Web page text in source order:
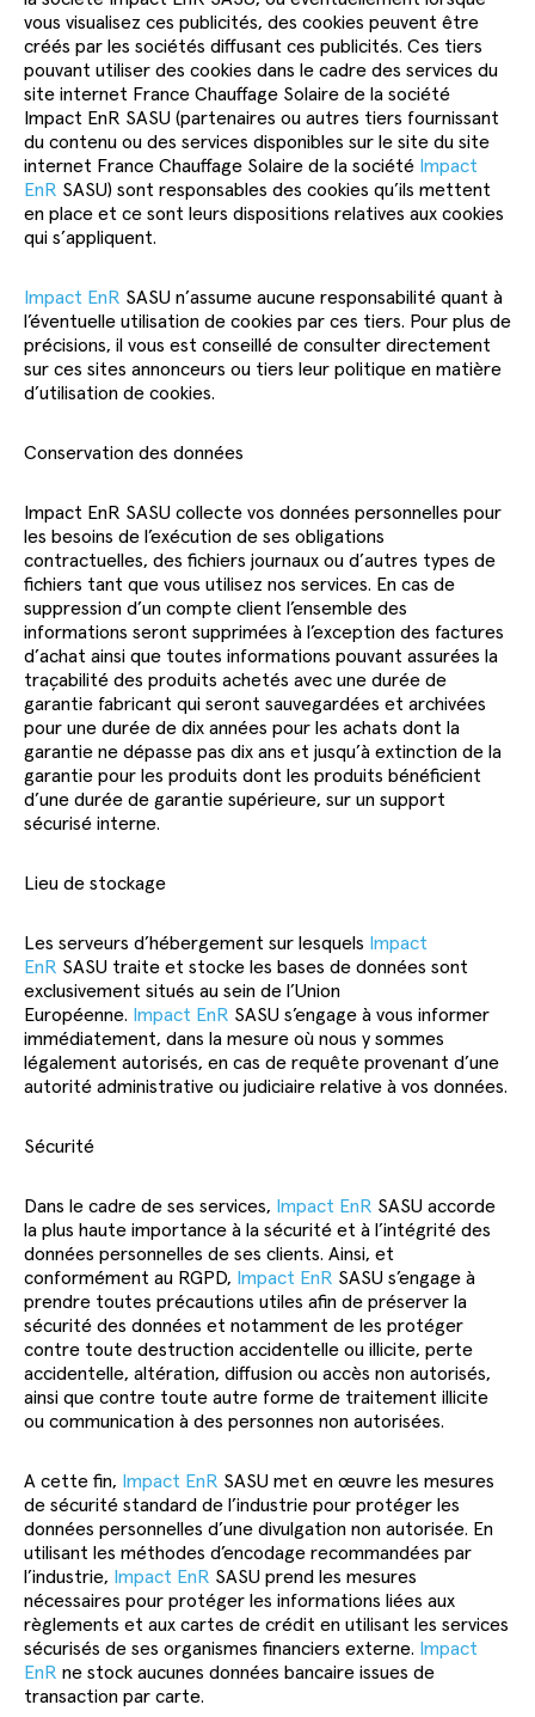
vous visualisez ces publicités, des cookies peuvent être
créés par les sociétés diffusant ces publicités. Ces tiers
pouvant utiliser des cookies dans le cadre des services du
site internet France Chauffage Solaire de la société
Impact EnR SASU (partenaires ou autres tiers fournissant
du contenu ou des services disponibles sur le site du site
internet France Chauffage Solaire de la société Impact
EnR SASU) sont responsables des cookies qu’ils mettent
en place et ce sont leurs dispositions relatives aux cookies
qui s’appliquent.
Impact EnR SASU n’assume aucune responsabilité quant à
l’éventuelle utilisation de cookies par ces tiers. Pour plus de
précisions, il vous est conseillé de consulter directement
sur ces sites annonceurs ou tiers leur politique en matière
d’utilisation de cookies.
Conservation des données
Impact EnR SASU collecte vos données personnelles pour
les besoins de l’exécution de ses obligations
contractuelles, des fichiers journaux ou d’autres types de
fichiers tant que vous utilisez nos services. En cas de
suppression d’un compte client l’ensemble des
informations seront supprimées à l’exception des factures
d’achat ainsi que toutes informations pouvant assurées la
traçabilité des produits achetés avec une durée de
garantie fabricant qui seront sauvegardées et archivées
pour une durée de dix années pour les achats dont la
garantie ne dépasse pas dix ans et jusqu’à extinction de la
garantie pour les produits dont les produits bénéficient
d’une durée de garantie supérieure, sur un support
sécurisé interne.
Lieu de stockage
Les serveurs d’hébergement sur lesquels Impact
EnR SASU traite et stocke les bases de données sont
exclusivement situés au sein de l’Union
Européenne. Impact EnR SASU s’engage à vous informer
immédiatement, dans la mesure où nous y sommes
légalement autorisés, en cas de requête provenant d’une
autorité administrative ou judiciaire relative à vos données.
Sécurité
Dans le cadre de ses services, Impact EnR SASU accorde
la plus haute importance à la sécurité et à l’intégrité des
données personnelles de ses clients. Ainsi, et
conformément au RGPD, Impact EnR SASU s’engage à
prendre toutes précautions utiles afin de préserver la
sécurité des données et notamment de les protéger
contre toute destruction accidentelle ou illicite, perte
accidentelle, altération, diffusion ou accès non autorisés,
ainsi que contre toute autre forme de traitement illicite
ou communication à des personnes non autorisées.
A cette fin, Impact EnR SASU met en œuvre les mesures
de sécurité standard de l’industrie pour protéger les
données personnelles d’une divulgation non autorisée. En
utilisant les méthodes d’encodage recommandées par
l’industrie, Impact EnR SASU prend les mesures
nécessaires pour protéger les informations liées aux
règlements et aux cartes de crédit en utilisant les services
sécurisés de ses organismes financiers externe. Impact
EnR ne stock aucunes données bancaire issues de
transaction par carte.